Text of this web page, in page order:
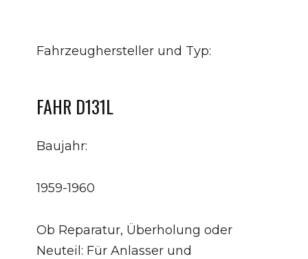
Fahrzeughersteller und Typ:
FAHR D131L
Baujahr:
1959-1960
Ob Reparatur, Überholung oder
Neuteil: Für Anlasser und